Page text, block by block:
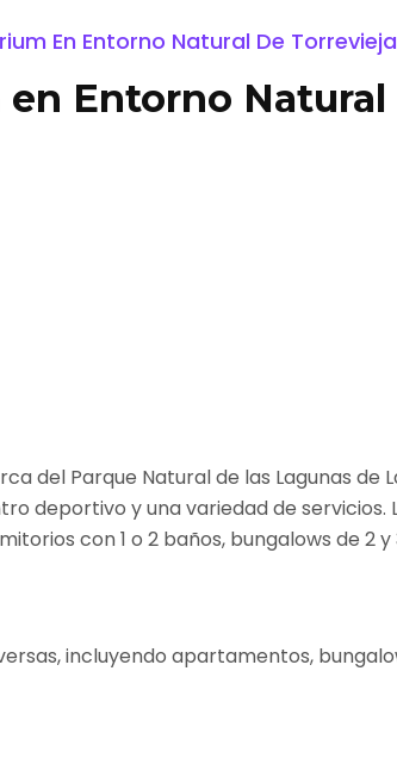
En Entorno Natural De Torrevieja
Entorno Natural
del Parque Natural de las Lagunas
deportivo y una variedad de
con 1 o 2 baños, bungalows de
incluyendo apartamentos,